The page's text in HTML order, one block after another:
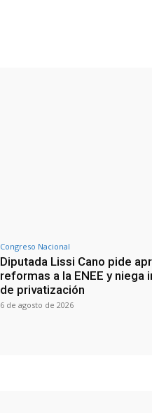
Congreso Nacional
Diputada Lissi Cano pide
reformas a la ENEE y niega
de privatización
6 de agosto de 2026